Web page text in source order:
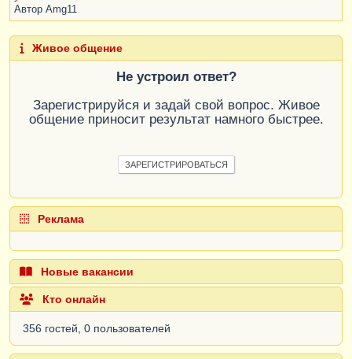
Автор Amg11
Живое общение
Не устроил ответ?
Зарегистрируйся и задай свой вопрос. Живое
общение приносит результат намного быстрее.
ЗАРЕГИСТРИРОВАТЬСЯ
Реклама
Новые вакансии
Кто онлайн
356 гостей, 0 пользователей